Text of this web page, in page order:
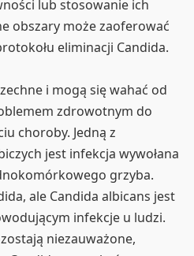
lub stosowanie ich
obszary może zaoferować
eliminacji Candida.
i mogą się wahać od
zdrowotnym do
choroby. Jedną z
jest infekcja wywołana
grzyba.
ale Candida albicans jest
infekcje u ludzi.
niezauważone,